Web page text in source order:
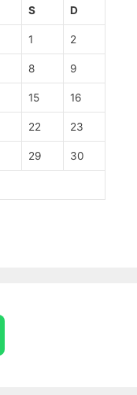
S D
1 2
8 9
15 16
22 23
29 30